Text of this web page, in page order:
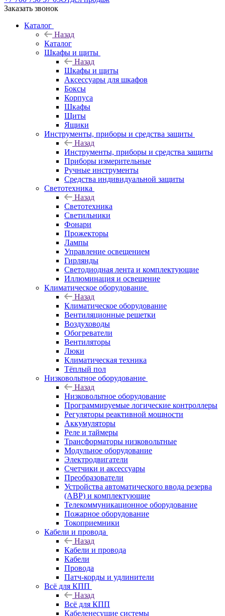
Заказать звонок
Каталог
Назад
Каталог
Шкафы и щиты
Назад
Шкафы и щиты
Аксессуары для шкафов
Боксы
Корпуса
Шкафы
Щиты
Ящики
Инструменты, приборы и средства защиты
Назад
Инструменты, приборы и средства защиты
Приборы измерительные
Ручные инструменты
Средства индивидуальной защиты
Светотехника
Назад
Светотехника
Светильники
Фонари
Прожекторы
Лампы
Управление освещением
Гирлянды
Светодиодная лента и комплектующие
Иллюминация и освещение
Климатическое оборудование
Назад
Климатическое оборудование
Вентиляционные решетки
Воздуховоды
Обогреватели
Вентиляторы
Люки
Климатическая техника
Тёплый пол
Низковольтное оборудование
Назад
Низковольтное оборудование
Программируемые логические контроллеры
Регуляторы реактивной мощности
Аккумуляторы
Реле и таймеры
Трансформаторы низковольтные
Модульное оборудование
Электродвигатели
Счетчики и аксессуары
Преобразователи
Устройства автоматического ввода резерва
(АВР) и комплектующие
Телекоммуникационное оборудование
Пожарное оборудование
Токоприемники
Кабели и провода
Назад
Кабели и провода
Кабели
Провода
Патч-корды и удлинители
Всё для КПП
Назад
Всё для КПП
Кабеленесущие системы